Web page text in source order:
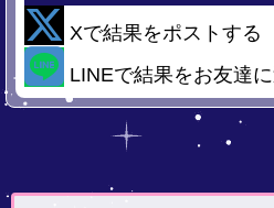
Xで結果をポストする
LINEで結果をお友達